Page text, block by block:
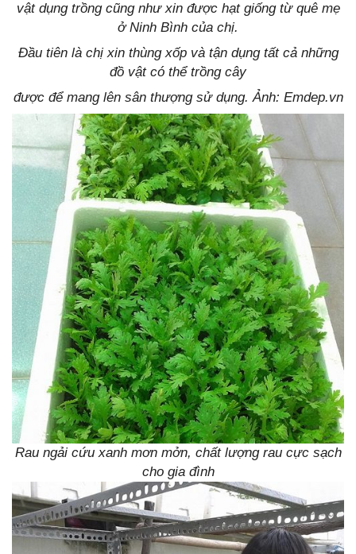
vật dụng trồng cũng như xin được hạt giống từ quê mẹ
ở Ninh Bình của chị.
Đầu tiên là chị xin thùng xốp và tận dụng tất cả những
đồ vật có thể trồng cây
được để mang lên sân thượng sử dụng. Ảnh: Emdep.vn
Rau ngải cứu xanh mơn mởn, chất lượng rau cực sạch
cho gia đình